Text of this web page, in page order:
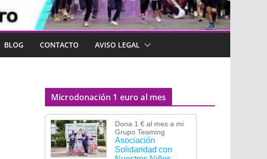
BLOG CONTACTO AVISO LEGAL
Microdonación 1 euro al mes